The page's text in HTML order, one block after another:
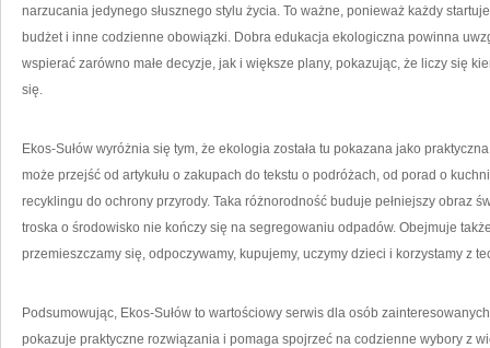
narzucania jedynego słusznego stylu życia. To ważne, ponieważ każdy
budżet i inne codzienne obowiązki. Dobra edukacja ekologiczna powinna
wspierać zarówno małe decyzje, jak i większe plany, pokazując, że liczy się
się.
Ekos-Sułów wyróżnia się tym, że ekologia została tu pokazana jako
może przejść od artykułu o zakupach do tekstu o podróżach, od porad o
recyklingu do ochrony przyrody. Taka różnorodność buduje pełniejszy obraz
troska o środowisko nie kończy się na segregowaniu odpadów. Obejmuje
przemieszczamy się, odpoczywamy, kupujemy, uczymy dzieci i korzystamy z
Podsumowując, Ekos-Sułów to wartościowy serwis dla osób
pokazuje praktyczne rozwiązania i pomaga spojrzeć na codzienne wybory z